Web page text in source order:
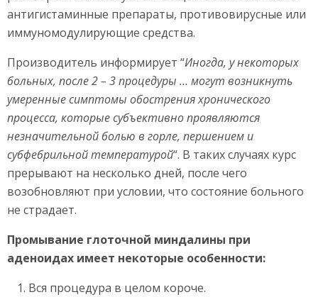
антигистаминные препараты, противовирусные или
иммуномодулирующие средства.
Производитель информирует “Иногда, у некоторых
больных, после 2 – 3 процедуры … могут возникнуть
умеренные симптомы обострения хронического
процесса, которые субъективно проявляются
незначительной болью в горле, першением и
субфебрильной температурой“. В таких случаях курс
прерывают на несколько дней, после чего
возобновляют при условии, что состояние больного
не страдает.
Промывание глоточной миндалины при
аденоидах имеет некоторые особенности:
Вся процедура в целом короче.